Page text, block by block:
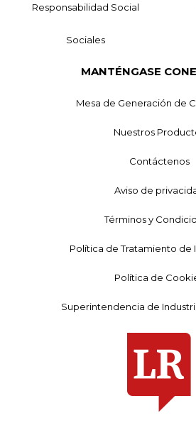
Responsabilidad Social
Sociales
MANTÉNGASE
Mesa de Generación de
Nuestros
Contáctenos
Aviso de
Términos y
Política de Tratamiento de
Política de
Superintendencia de